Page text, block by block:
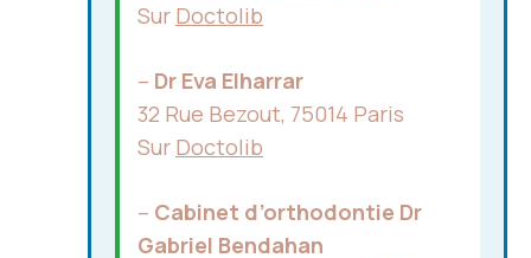
Sur Doctolib
– Dr Eva Elharrar
32 Rue Bezout, 75014 Paris
Sur Doctolib
– Cabinet d’orthodontie Dr
Gabriel Bendahan